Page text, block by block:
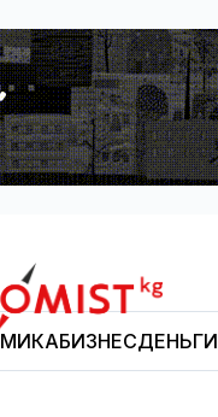
БИЗНЕСДЕНЬГИ